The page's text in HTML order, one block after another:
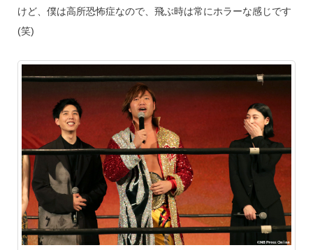
けど、僕は高所恐怖症なので、飛ぶ時は常にホラーな感じです
(笑)